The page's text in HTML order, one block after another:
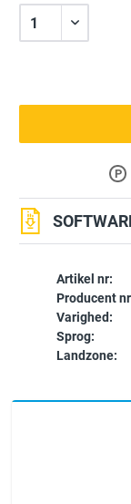
Artikel nr:
Producent
Varighed:
Sprog:
Landzone:
P